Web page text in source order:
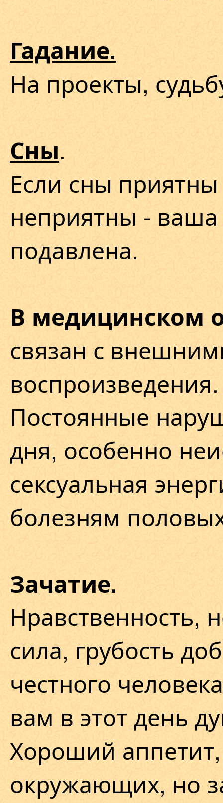
Гадание.
На проекты,
Сны.
Если сны
неприятны - ваша
подавлена.
В медицинском
связан с
воспроизведения.
Постоянные
дня, особенно
сексуальная
болезням
Зачатие.
Нравственность,
сила, грубость
честного
вам в этот день
Хороший
окружающих, но